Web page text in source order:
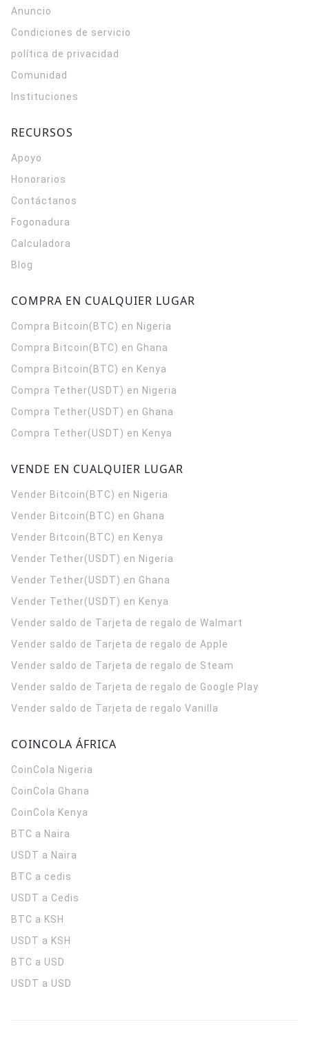
Anuncio
Condiciones de servicio
política de privacidad
Comunidad
Instituciones
RECURSOS
Apoyo
Honorarios
Contáctanos
Fogonadura
Calculadora
Blog
COMPRA EN CUALQUIER LUGAR
Compra Bitcoin(BTC) en Nigeria
Compra Bitcoin(BTC) en Ghana
Compra Bitcoin(BTC) en Kenya
Compra Tether(USDT) en Nigeria
Compra Tether(USDT) en Ghana
Compra Tether(USDT) en Kenya
VENDE EN CUALQUIER LUGAR
Vender Bitcoin(BTC) en Nigeria
Vender Bitcoin(BTC) en Ghana
Vender Bitcoin(BTC) en Kenya
Vender Tether(USDT) en Nigeria
Vender Tether(USDT) en Ghana
Vender Tether(USDT) en Kenya
Vender saldo de Tarjeta de regalo de Walmart
Vender saldo de Tarjeta de regalo de Apple
Vender saldo de Tarjeta de regalo de Steam
Vender saldo de Tarjeta de regalo de Google Play
Vender saldo de Tarjeta de regalo Vanilla
COINCOLA ÁFRICA
CoinCola Nigeria
CoinCola Ghana
CoinCola Kenya
BTC a Naira
USDT a Naira
BTC a cedis
USDT a Cedis
BTC a KSH
USDT a KSH
BTC a USD
USDT a USD